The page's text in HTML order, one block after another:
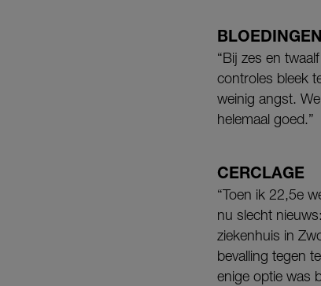
BLOEDINGEN
“Bij zes en
controles bleek
weinig angst.
helemaal goed.”
CERCLAGE
“Toen ik 22,5e
nu slecht
ziekenhuis in
bevalling tegen
enige optie was